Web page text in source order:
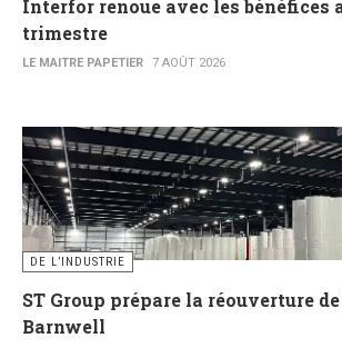
Interfor renoue avec les bénéfices
trimestre
LE MAITRE PAPETIER 7 AOÛT 2026
DE L’INDUSTRIE
ST Group prépare la réouverture de
Barnwell